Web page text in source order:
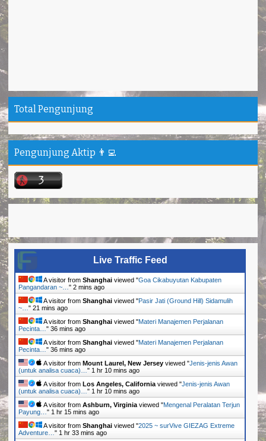
Total Pengunjung
Pengunjung Aktip 👨‍💻
Live Traffic Feed
A visitor from Shanghai viewed "Goa Cikabuyutan Kabupaten
Pangandaran ~… " 2 mins ago
A visitor from Shanghai viewed "Pasir Jati (Ground Hill) Sidamulih
~… " 21 mins ago
A visitor from Shanghai viewed "Materi Manajemen Perjalanan
Pecinta… " 36 mins ago
A visitor from Shanghai viewed "Materi Manajemen Perjalanan
Pecinta… " 36 mins ago
A visitor from Mount Laurel, New Jersey viewed "Jenis-jenis Awan
(untuk analisa cuaca)… " 1 hr 10 mins ago
A visitor from Los Angeles, California viewed "Jenis-jenis Awan
(untuk analisa cuaca)… " 1 hr 10 mins ago
A visitor from Ashburn, Virginia viewed "Mengenal Peralatan Terjun
Payung… " 1 hr 15 mins ago
A visitor from Shanghai viewed "2025 ~ surVive GIEZAG Extreme
Adventure… " 1 hr 33 mins ago